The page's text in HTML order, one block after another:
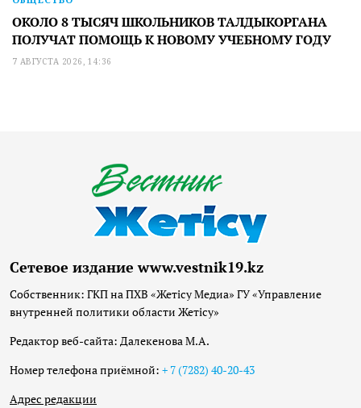
ОКОЛО 8 ТЫСЯЧ ШКОЛЬНИКОВ ТАЛДЫКОРГАНА
ПОЛУЧАТ ПОМОЩЬ К НОВОМУ УЧЕБНОМУ ГОДУ
7 АВГУСТА 2026, 14:36
Сетевое издание www.vestnik19.kz
Собственник: ГКП на ПХВ «Жетісу Медиа» ГУ «Управление
внутренней политики области Жетісу»
Редактор веб-сайта: Далекенова М.А.
Номер телефона приёмной: + 7 (7282) 40-20-43
Адрес редакции